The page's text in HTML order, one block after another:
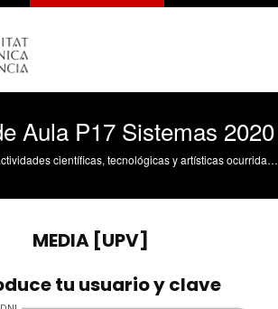
Aula P17 Sistemas 2020
Divulgación de las actividades científicas, tecnológicas y artísticas ocurridas en los tres campus de la UPV